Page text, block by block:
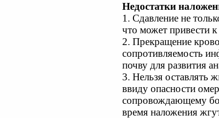
Недостатки
1. Сдавление не
что может привести к
2. Прекращение
сопротивляемость
почву для развития
3. Нельзя оставлять
ввиду опасности
сопровождающему
время наложения